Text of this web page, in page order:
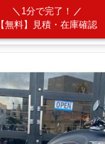
1分で完了！
【無料】見積・在庫確認